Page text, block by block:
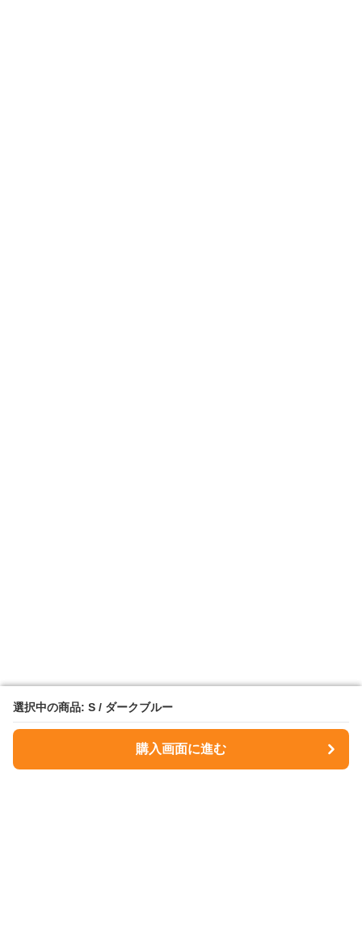
選択中の商品: S / ダークブルー
購入画面に進む
選択中の商品: S / ダークブルー
購入画面に進む